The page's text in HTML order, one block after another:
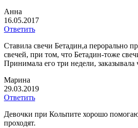
Анна
16.05.2017
Ответить
Ставила свечи Бетадин,а перорально
свечей, при том, что Бетадин-тоже
Принимала его три недели,
Марина
29.03.2019
Ответить
Девочки при Кольпите хорошо
проходят.